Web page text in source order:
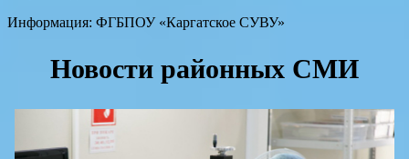
Информация: ФГБПОУ «Каргатское СУВУ»